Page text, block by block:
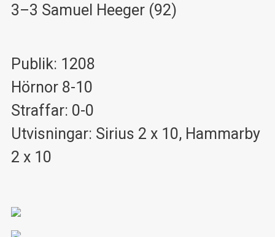
3–3 Samuel Heeger (92)
Publik: 1208
Hörnor 8-10
Straffar: 0-0
Utvisningar: Sirius 2 x 10, Hammarby
2 x 10